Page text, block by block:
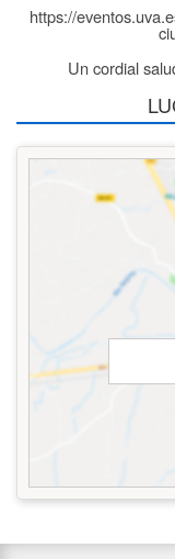
https://
Un cordial